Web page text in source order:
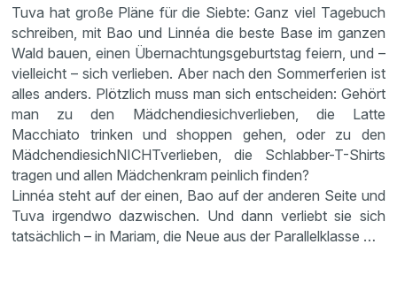
Tuva hat große Pläne für die Siebte: Ganz viel Tagebuch
schreiben, mit Bao und Linnéa die beste Base im ganzen
Wald bauen, einen Übernachtungsgeburtstag feiern, und –
vielleicht – sich verlieben. Aber nach den Sommerferien ist
alles anders. Plötzlich muss man sich entscheiden: Gehört
man zu den Mädchendiesichverlieben, die Latte
Macchiato trinken und shoppen gehen, oder zu den
MädchendiesichNICHTverlieben, die Schlabber-T-Shirts
tragen und allen Mädchenkram peinlich finden?
Linnéa steht auf der einen, Bao auf der anderen Seite und
Tuva irgendwo dazwischen. Und dann verliebt sie sich
tatsächlich – in Mariam, die Neue aus der Parallelklasse …